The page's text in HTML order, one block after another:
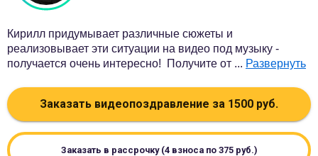
Кирилл придумывает различные сюжеты и
реализовывает эти ситуации на видео под музыку -
получается очень интересно! Получите от ... Развернуть
Заказать видеопоздравление за 1500 руб.
Заказать в рассрочку (4 взноса по 375руб.)